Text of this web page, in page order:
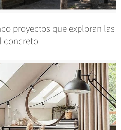
proyectos que exploran las
concreto